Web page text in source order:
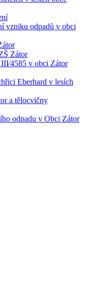
vzniku odpadů v obci
Zátor
v obci Zátor
Eberhard v lesích
a tělocvičny
odpadu v Obci Zátor